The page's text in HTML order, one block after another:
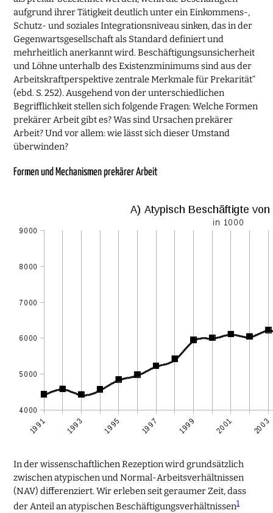
aufgrund ihrer Tätigkeit deutlich unter ein Einkommens-,
Schutz- und soziales Integrationsniveau sinken, das in der
Gegenwartsgesellschaft als Standard definiert und
mehrheitlich anerkannt wird. Beschäftigungsunsicherheit
und Löhne unterhalb des Existenzminimums sind aus der
Arbeitskraftperspektive zentrale Merkmale für Prekarität“
(ebd. S. 252). Ausgehend von der unterschiedlichen
Begrifflichkeit stellen sich folgende Fragen: Welche Formen
prekärer Arbeit gibt es? Was sind Ursachen prekärer
Arbeit? Und vor allem: wie lässt sich dieser Umstand
überwinden?
Formen und Mechanismen prekärer Arbeit
In der wissenschaftlichen Rezeption wird grundsätzlich
zwischen atypischen und Normal-Arbeitsverhältnissen
(NAV) differenziert. Wir erleben seit geraumer Zeit, dass
der Anteil an atypischen Beschäftigungsverhältnissen1